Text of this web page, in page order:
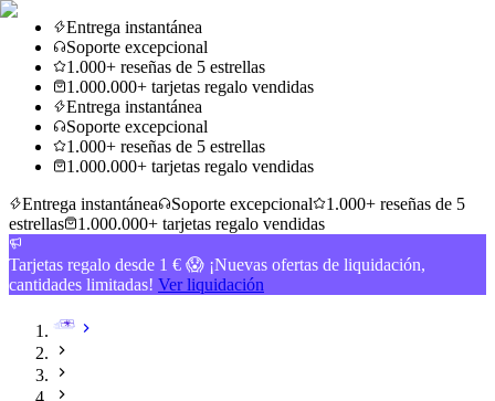
Entrega instantánea
Soporte excepcional
1.000+ reseñas de 5 estrellas
1.000.000+ tarjetas regalo vendidas
Entrega instantánea
Soporte excepcional
1.000+ reseñas de 5 estrellas
1.000.000+ tarjetas regalo vendidas
Entrega instantánea
Soporte excepcional
1.000+ reseñas de 5
estrellas
1.000.000+ tarjetas regalo vendidas
Tarjetas regalo desde 1 € 😱 ¡Nuevas ofertas de liquidación,
cantidades limitadas! Ver liquidación